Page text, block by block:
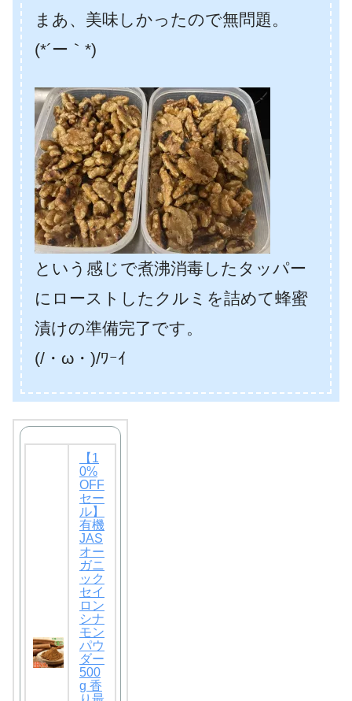
まあ、美味しかったので無問題。
(*´ー｀*)
という感じで煮沸消毒したタッパー
にローストしたクルミを詰めて蜂蜜
漬けの準備完了です。
(/・ω・)/ﾜｰｲ
【1
0%
OFF
セー
ル】
有機
JAS
オー
ガニ
ック
セイ
ロン
シナ
モン
パウ
ダー
500
g 香